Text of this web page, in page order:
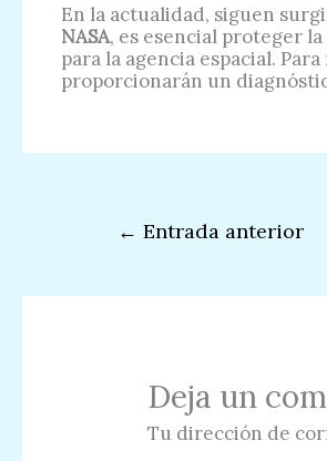
En la actualidad, siguen
NASA, es esencial proteger
para la agencia espacial.
proporcionarán un
← Entrada anterior
Deja un
Tu dirección de